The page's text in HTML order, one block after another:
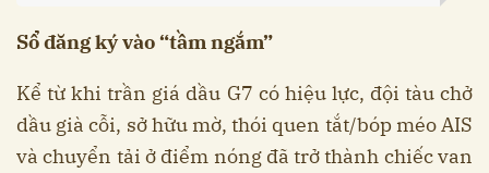
Sổ đăng ký vào “tầm ngắm”
Kể từ khi trần giá dầu G7 có hiệu lực, đội tàu chở
dầu già cỗi, sở hữu mờ, thói quen tắt/bóp méo AIS
và chuyển tải ở điểm nóng đã trở thành chiếc van